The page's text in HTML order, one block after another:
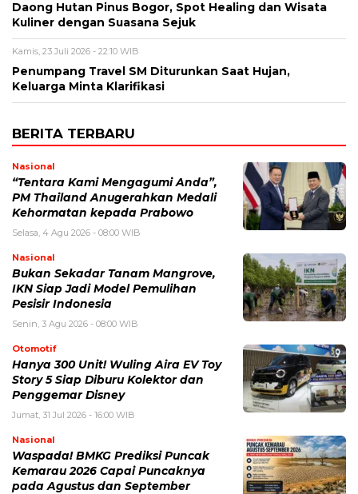
Daong Hutan Pinus Bogor, Spot Healing dan Wisata
Kuliner dengan Suasana Sejuk
Kamis, 23 Juli 2026 - 22:10 WIB
Penumpang Travel SM Diturunkan Saat Hujan,
Keluarga Minta Klarifikasi
BERITA TERBARU
Nasional
“Tentara Kami Mengagumi Anda”,
PM Thailand Anugerahkan Medali
Kehormatan kepada Prabowo
Selasa, 4 Agu 2026 - 08:00 WIB
Nasional
Bukan Sekadar Tanam Mangrove,
IKN Siap Jadi Model Pemulihan
Pesisir Indonesia
Senin, 3 Agu 2026 - 08:00 WIB
Otomotif
Hanya 300 Unit! Wuling Aira EV Toy
Story 5 Siap Diburu Kolektor dan
Penggemar Disney
Jumat, 31 Jul 2026 - 16:00 WIB
Nasional
Waspada! BMKG Prediksi Puncak
Kemarau 2026 Capai Puncaknya
pada Agustus dan September